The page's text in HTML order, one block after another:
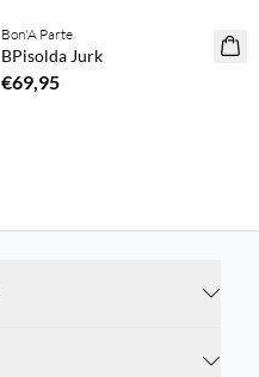
NEWS
Bon'A Parte
BPisolda Jurk
€69,95